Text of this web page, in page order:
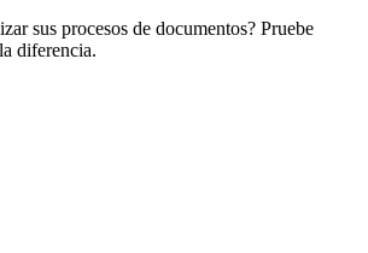
sus procesos de documentos? Pruebe
diferencia.